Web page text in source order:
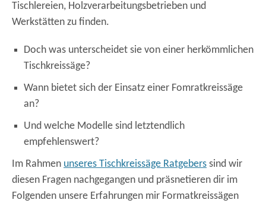
Tischlereien, Holzverarbeitungsbetrieben und
Werkstätten zu finden.
Doch was unterscheidet sie von einer herkömmlichen
Tischkreissäge?
Wann bietet sich der Einsatz einer Fomratkreissäge
an?
Und welche Modelle sind letztendlich
empfehlenswert?
Im Rahmen unseres Tischkreissäge Ratgebers sind wir
diesen Fragen nachgegangen und präsnetieren dir im
Folgenden unsere Erfahrungen mir Formatkreissägen